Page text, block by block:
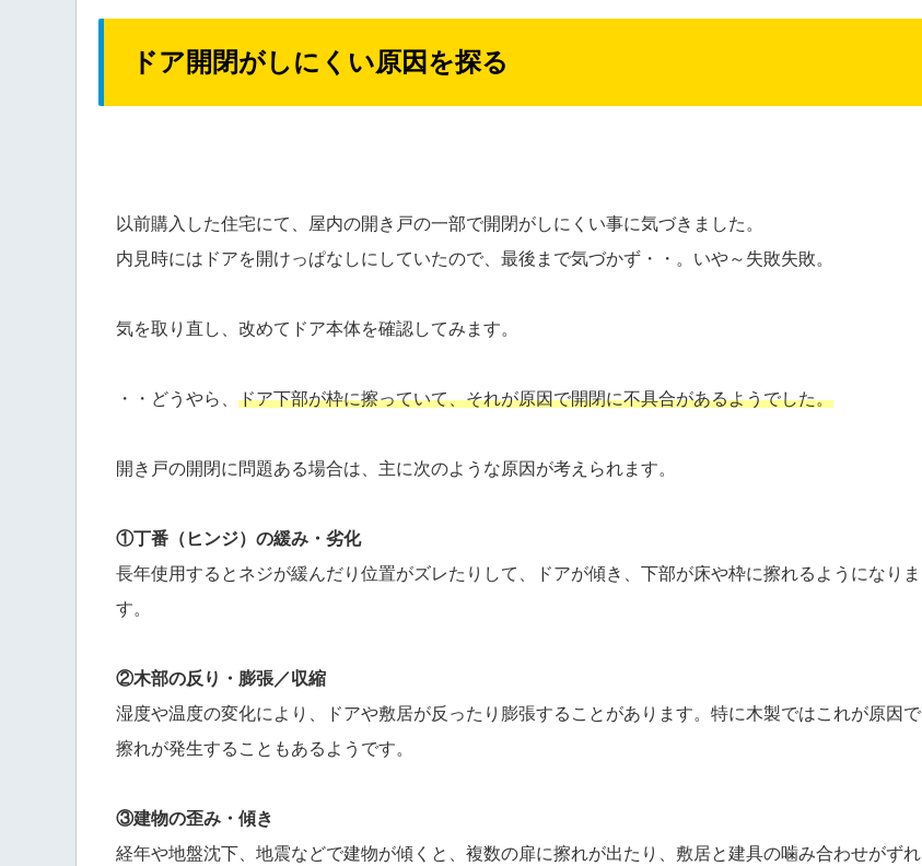
ドア開閉がしにくい原因を探る
以前購入した住宅にて、屋内の開き戸の一部で開閉がしにくい事に気づきました。
内見時にはドアを開けっぱなしにしていたので、最後まで気づかず・・。いや～失敗失敗。
気を取り直し、改めてドア本体を確認してみます。
・・どうやら、 ドア下部が枠に擦っていて、それが原因で開閉に不具合があるようでした。
開き戸の開閉に問題ある場合は、主に次のような原因が考えられます。
①丁番（ヒンジ）の緩み・劣化
長年使用するとネジが緩んだり位置がズレたりして、ドアが傾き、下部が床や枠に擦れるようになりま
す。
②木部の反り・膨張／収縮
湿度や温度の変化により、ドアや敷居が反ったり膨張することがあります。特に木製ではこれが原因で
擦れが発生することもあるようです。
③建物の歪み・傾き
経年や地盤沈下、地震などで建物が傾くと、複数の扉に擦れが出たり、敷居と建具の噛み合わせがずれ